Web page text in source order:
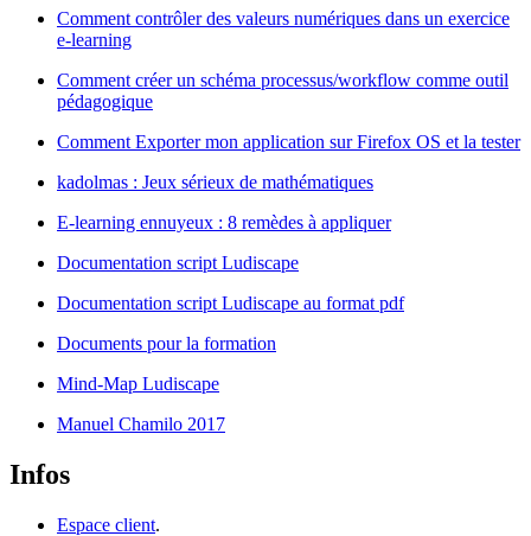
Comment contrôler des valeurs numériques dans un exercice
e-learning
Comment créer un schéma processus/workflow comme outil
pédagogique
Comment Exporter mon application sur Firefox OS et la tester
kadolmas : Jeux sérieux de mathématiques
E-learning ennuyeux : 8 remèdes à appliquer
Documentation script Ludiscape
Documentation script Ludiscape au format pdf
Documents pour la formation
Mind-Map Ludiscape
Manuel Chamilo 2017
Infos
Espace client.